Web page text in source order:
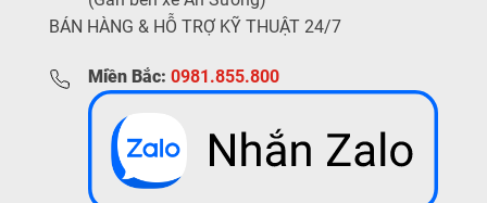
BÁN HÀNG & HỖ TRỢ KỸ THUẬT 24/7
Miền Bắc: 0981.855.800